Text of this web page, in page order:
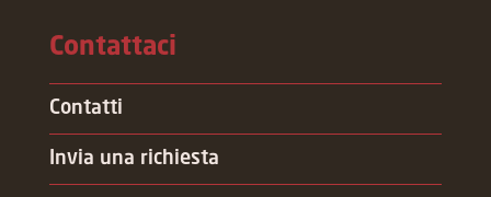
Contattaci
Contatti
Invia una richiesta